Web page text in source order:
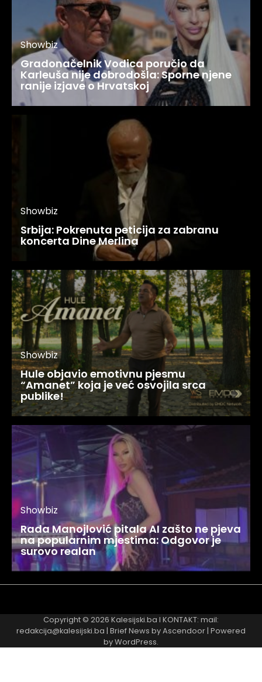
Showbiz
Gradonačelnik Vodica poručio da
Karleuša nije dobrodošla: Sporne njene
ranije izjave o Hrvatskoj
Showbiz
Srbija: Pokrenuta peticija za zabranu
koncerta Dine Merlina
Showbiz
Hule objavio emotivnu pjesmu
“Amanet” koja je već osvojila srca
publike!
Showbiz
Rada Manojlović pitala AI zašto ne pjeva
na popularnim mjestima: Odgovor je
surovo realan
Copyright © 2026 Kalesijski.ba I KONTAKT: mail:
redakcija@kalesijski.ba | Brief News byAscendoor| Powered
byWordPress.